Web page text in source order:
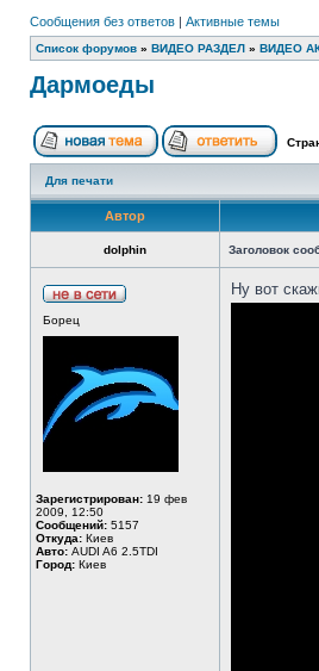
Сообщения без ответов | Активные темы
Список форумов » ВИДЕО РАЗДЕЛ » ВИДЕО
Дармоеды
Для печати
Автор
dolphin Заголовок
Борец
Зарегистрирован: 19 фев
2009, 12:50
Сообщений: 5157
Откуда: Киев
Авто: AUDI A6 2.5TDI
Город: Киев
Ну вот